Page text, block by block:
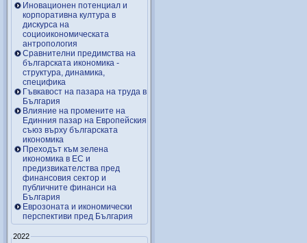
Иновационен потенциал и
корпоративна култура в
дискурса на
социоикономическата
антропология
Сравнителни предимства на
българската икономика -
структура, динамика,
специфика
Гъвкавост на пазара на труда в
България
Влияние на промените на
Единния пазар на Европейския
съюз върху българската
икономика
Преходът към зелена
икономика в ЕС и
предизвикателства пред
финансовия сектор и
публичните финанси на
България
Еврозоната и икономически
перспективи пред България
2022